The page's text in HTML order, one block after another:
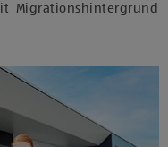
Migrationshintergrund